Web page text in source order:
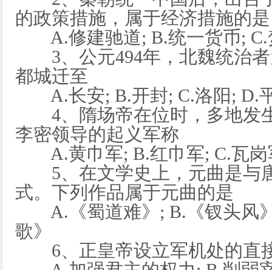
的政策措施，属于经济措施的是
A.修建驰道; B.统一货币; C.
3、公元494年，北魏统治者
都城迁至
A.长安; B.开封; C.洛阳; D.
4、隋场帝在位时，多地发
李密领导的起义军称
A.黄巾军; B.红巾军; C.瓦岗
5、在文学史上，元曲是与
式。下列作品属于元曲的是
A.《蜀道难》; B.《钗头风
歌》
6、正皇帝设立军机处的直